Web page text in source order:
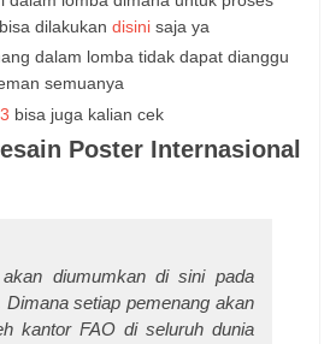
dilakukan disini saja ya
dalam lomba tidak dapat dianggu
semuanya
bisa juga kalian cek
Poster Internasional
diumumkan di sini pada
Dimana setiap pemenang akan
kantor FAO di seluruh dunia